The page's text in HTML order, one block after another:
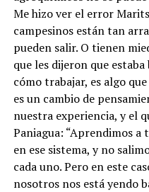
Me hizo ver el error
campesinos están tan
pueden salir. O tienen
que les dijeron que
cómo trabajar, es algo
es un cambio de
nuestra experiencia, y el
Paniagua: “Aprendimos a
en ese sistema, y no
cada uno. Pero en este
nosotros nos está yendo